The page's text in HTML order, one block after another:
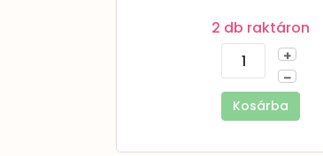
2 db raktáron
+
–
Kosárba